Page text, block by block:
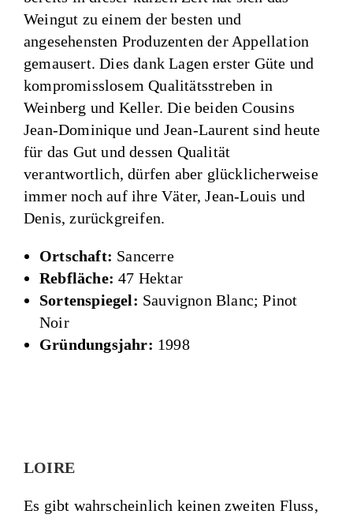
Weingut zu einem der besten und
angesehensten Produzenten der Appellation
gemausert. Dies dank Lagen erster Güte und
kompromisslosem Qualitätsstreben in
Weinberg und Keller. Die beiden Cousins
Jean-Dominique und Jean-Laurent sind heute
für das Gut und dessen Qualität
verantwortlich, dürfen aber glücklicherweise
immer noch auf ihre Väter, Jean-Louis und
Denis, zurückgreifen.
Ortschaft: Sancerre
Rebfläche: 47 Hektar
Sortenspiegel: Sauvignon Blanc; Pinot
Noir
Gründungsjahr: 1998
LOIRE
Es gibt wahrscheinlich keinen zweiten Fluss,